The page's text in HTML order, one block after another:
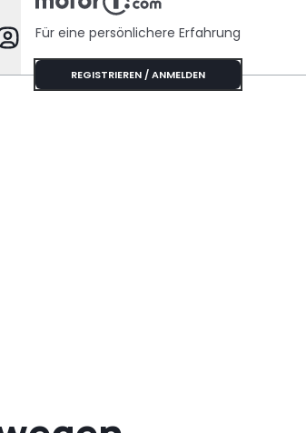
Specials
Für eine persönlichere Erfahrung
REGISTRIEREN / ANMELDEN